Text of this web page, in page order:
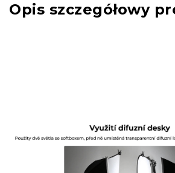
Opis szczegółowy